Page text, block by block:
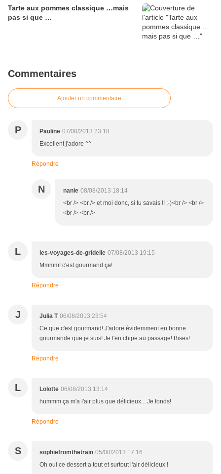
Tarte aux pommes classique …mais
pas si que …
Commentaires
Ajouter un commentaire
P Pauline 07/08/2013 23:18
Excellent j'adore ^^
Répondre
N nanie 08/08/2013 18:14
<br /> <br /> et moi donc, si tu savais !! ;-)<br /> <br />
<br /> <br />
L les-voyages-de-gridelle 07/08/2013 19:15
Mmmm! c'est gourmand ça!
Répondre
J Julia T 06/08/2013 23:54
Ce que c'est gourmand! J'adore évidemment en bonne
gourmande que je suis! Je t'en chipe au passage! Bises!
Répondre
L Lolotte 06/08/2013 13:14
hummm ça m'a l'air plus que délicieux... Je fonds!
Répondre
S sophiefromthetrain 05/08/2013 17:16
Oh oui ce dessert a tout et surtout l'air délicieux !